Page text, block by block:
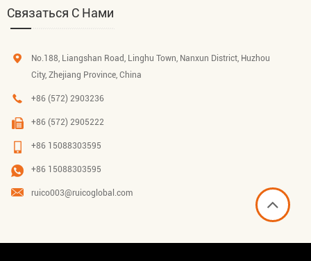
Связаться С Нами
No.188, Liangshan Road, Linghu Town, Nanxun District, Huzhou
City, Zhejiang Province, China
+86 (572) 2903236
+86 (572) 2905222
+86 15088303595
+86 15088303595
ruico003@ruicoglobal.com